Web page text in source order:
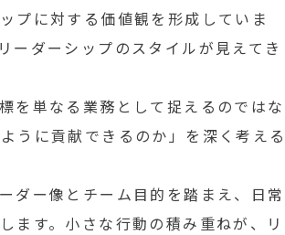
プに対する価値観を形成していま
ーダーシップのスタイルが見えてき
を単なる業務として捉えるのではな
うに貢献できるのか」を深く考える
ダー像とチーム目的を踏まえ、日常
ます。小さな行動の積み重ねが、リ